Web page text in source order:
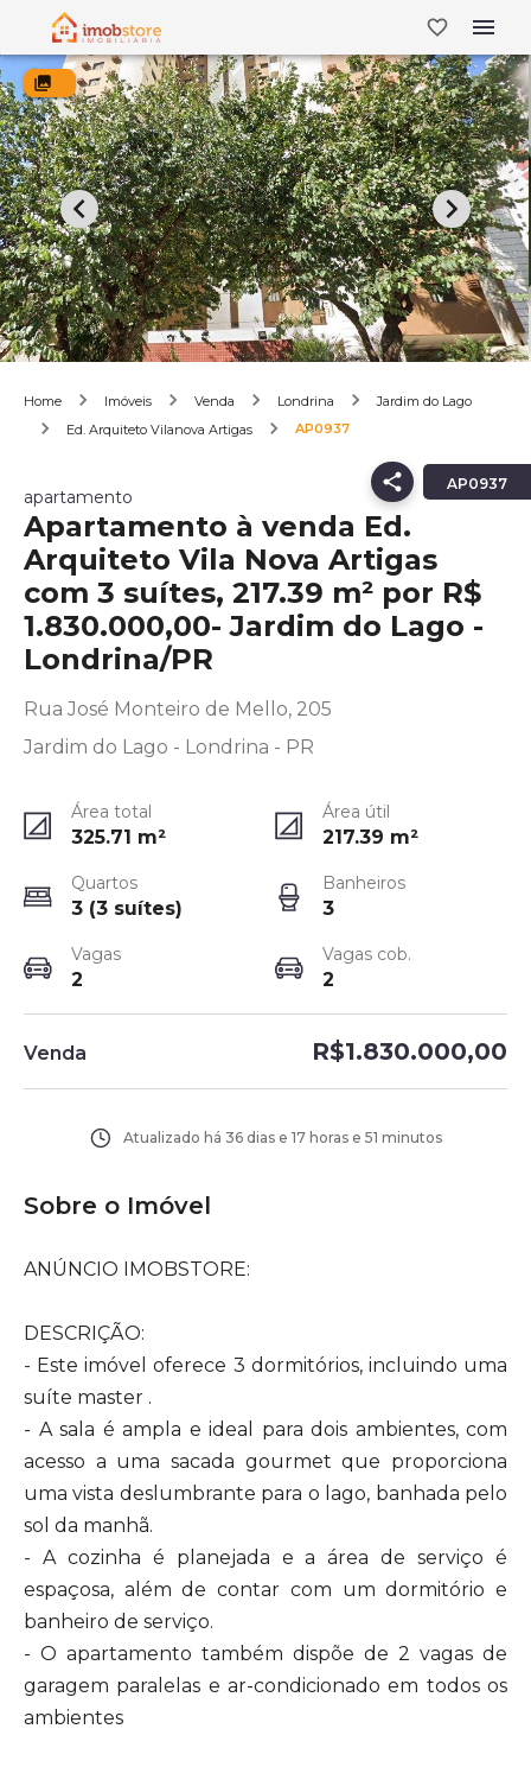
Home Imóveis Venda Londrina
Jardim do Lago
Ed. Arquiteto Vilanova Artigas
AP0937
AP0937
apartamento
Apartamento à venda Ed.
Arquiteto Vila Nova Artigas
com 3 suítes, 217.39 m² por R$
1.830.000,00- Jardim do Lago -
Londrina/PR
Rua José Monteiro de Mello, 205
Jardim do Lago - Londrina - PR
Área total
325.71 m²
Área útil
217.39 m²
Quartos
3 (3 suítes)
Banheiros
3
Vagas
2
Vagas cob.
2
Venda R$1.830.000,00
Atualizado há 36 dias e 17 horas e 51 minutos
Sobre o Imóvel
ANÚNCIO IMOBSTORE:
DESCRIÇÃO:
- Este imóvel oferece 3 dormitórios, incluindo uma
suíte master .
- A sala é ampla e ideal para dois ambientes, com
acesso a uma sacada gourmet que proporciona
uma vista deslumbrante para o lago, banhada pelo
sol da manhã.
- A cozinha é planejada e a área de serviço é
espaçosa, além de contar com um dormitório e
banheiro de serviço.
- O apartamento também dispõe de 2 vagas de
garagem paralelas e ar-condicionado em todos os
ambientes